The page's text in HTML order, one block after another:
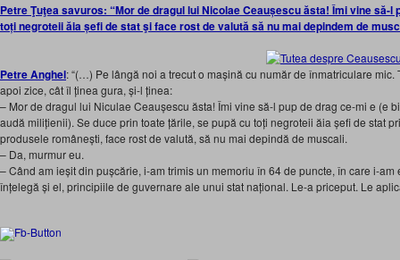
Petre Ţuţea savuros: “Mor de dragul lui Nicolae Ceaușescu ăsta! Îmi vine să-l
toți negroteii ăia șefi de stat şi face rost de valută să nu mai depindem de
Petre Anghel: “(…) Pe lângă noi a trecut o mașină cu număr de înmatriculare mic.
apoi zice, cât îl ținea gura, și-l ținea:
– Mor de dragul lui Niculae Ceaușescu ăsta! Îmi vine să-l pup de drag ce-mi e (e
audă milițienii). Se duce prin toate țările, se pupă cu toți negroteii ăia șefi de stat
produsele românești, face rost de valută, să nu mai depindă de muscali.
– Da, murmur eu.
– Când am ieșit din pușcărie, i-am trimis un memoriu în 64 de puncte, în care i-
înțelegă și el, principiile de guvernare ale unui stat național. Le-a priceput. Le